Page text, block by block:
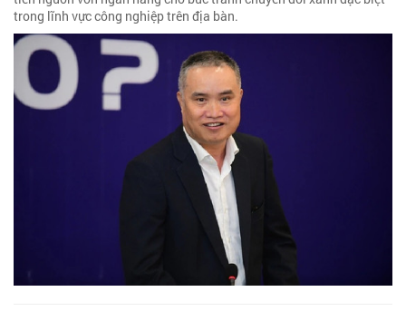
trong lĩnh vực công nghiệp trên địa bàn.